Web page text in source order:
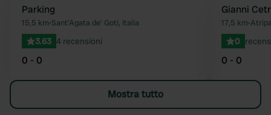
Preferito
Parking
15,5 km•Sant'Agata de' Goti, Italia
3.63 4 recensioni
0 - 0
Gianni
17,5 km•
0
0 - 0
Mostra tutto